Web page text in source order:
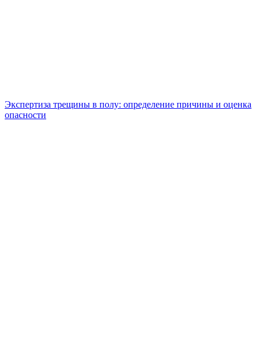
Экспертиза трещины в полу: определение причины и оценка
опасности